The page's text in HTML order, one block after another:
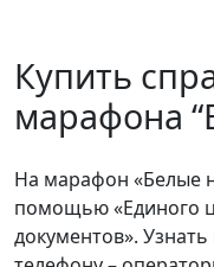
Купить
марафона
На марафон «Белые
помощью «Единого
документов».